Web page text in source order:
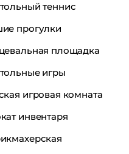
теннис
прогулки
площадка
игры
игровая комната
инвентаря